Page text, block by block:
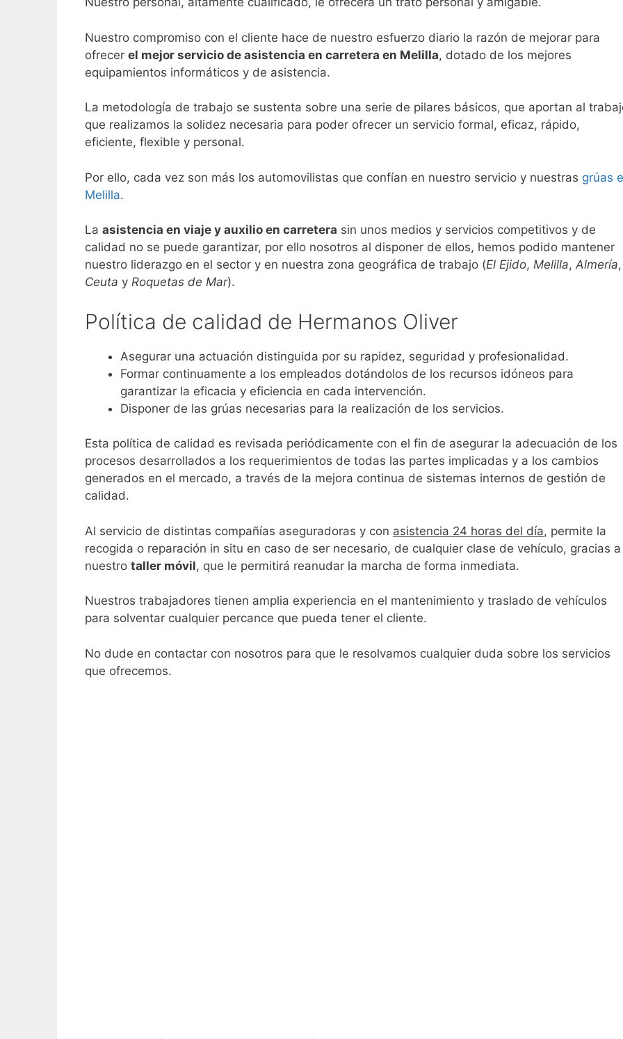
Nuestro compromiso con el cliente hace de nuestro esfuerzo diario la razón de mejorar para
ofrecer el mejor servicio de asistencia en carretera en Melilla, dotado de los mejores
equipamientos informáticos y de asistencia.
La metodología de trabajo se sustenta sobre una serie de pilares básicos, que aportan al
que realizamos la solidez necesaria para poder ofrecer un servicio formal, eficaz, rápido,
eficiente, flexible y personal.
Por ello, cada vez son más los automovilistas que confían en nuestro servicio y nuestras grúas
Melilla.
La asistencia en viaje y auxilio en carretera sin unos medios y servicios competitivos y de
calidad no se puede garantizar, por ello nosotros al disponer de ellos, hemos podido mantener
nuestro liderazgo en el sector y en nuestra zona geográfica de trabajo (El Ejido, Melilla, Almería,
Ceuta y Roquetas de Mar).
Política de calidad de Hermanos Oliver
Asegurar una actuación distinguida por su rapidez, seguridad y profesionalidad.
Formar continuamente a los empleados dotándolos de los recursos idóneos para
garantizar la eficacia y eficiencia en cada intervención.
Disponer de las grúas necesarias para la realización de los servicios.
Esta política de calidad es revisada periódicamente con el fin de asegurar la adecuación de los
procesos desarrollados a los requerimientos de todas las partes implicadas y a los cambios
generados en el mercado, a través de la mejora continua de sistemas internos de gestión de
calidad.
Al servicio de distintas compañías aseguradoras y con asistencia 24 horas del día, permite la
recogida o reparación in situ en caso de ser necesario, de cualquier clase de vehículo, gracias a
nuestro taller móvil, que le permitirá reanudar la marcha de forma inmediata.
Nuestros trabajadores tienen amplia experiencia en el mantenimiento y traslado de vehículos
para solventar cualquier percance que pueda tener el cliente.
No dude en contactar con nosotros para que le resolvamos cualquier duda sobre los servicios
que ofrecemos.